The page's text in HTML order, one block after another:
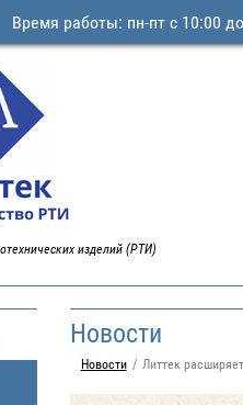
Время работы: пн-пт с 10:00
изделий (РТИ)
Новости
Новости Литтек